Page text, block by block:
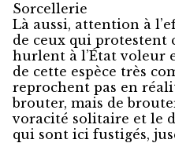
Sorcellerie
Là aussi, attention à
de ceux qui protestent
hurlent à l’État voleur
de cette espèce très
reprochent pas en
brouter, mais de
voracité solitaire et le
qui sont ici fustigés,